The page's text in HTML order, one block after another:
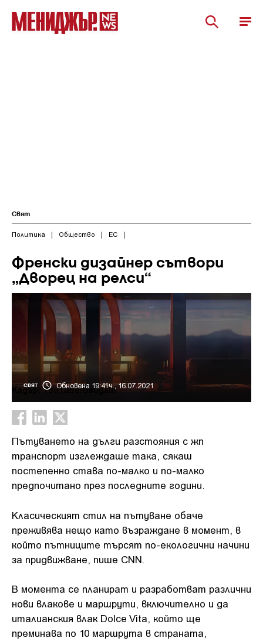
Свят
Политика | Общество | ЕС |
Френски дизайнер сътвори
„Дворец на релси“
СВЯТ Обновена 19:41ч., 16.07.2021
Кадър: YouTube/Gaugain
Пътуването на дълги разстояния с жп
транспорт изглеждаше така, сякаш
постепенно става по-малко и по-малко
предпочитано през последните години.
Класическият стил на пътуване обаче
преживява нещо като възраждане в момент, в
който пътниците търсят по-екологични начини
за придвижване, пише CNN.
В момента се планират и разработват различни
нови влакове и маршрути, включително и да
италианския влак Dolce Vita, който ще
преминава по 10 маршрута в страната,